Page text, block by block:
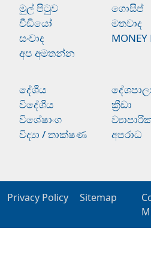
මුල් පිටුව
ගොසිප්
වීඩියෝ
මතවාද
සංවාද
MONEY
අප අමතන්න
දේශීය
විදේශීය
ක්‍රීඩා
විශේෂාංග
විද්‍යා / තාක්ෂණ
අපරාධ
Privacy Policy Sitemap